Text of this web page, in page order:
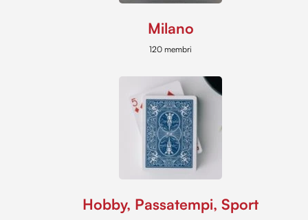
Milano
120 membri
Hobby, Passatempi, Sport